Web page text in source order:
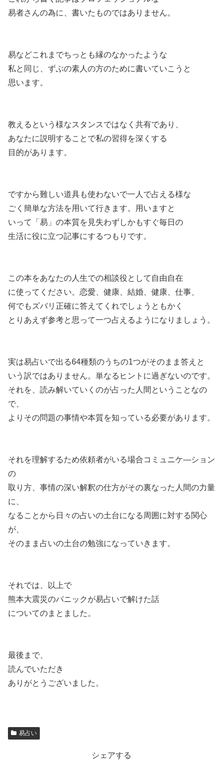
易者さんの為に、書いたものではありません。
易などこれまでちっとも縁のなかったような
私と同じ、ずぶの素人の方のために書いていこうと
思います。
教えるという様なスタンスではなく共有であり、
あなたに説明することで私の習得を深くする
目的があります。
ですから難しい道具も使わないで一人で占える様な
ごく簡単な方法を用いて行きます。用いますと
いって「易」の本質を見失わずしかもすぐ毎日の
生活に役に立つ記事にするつもりです。
この本をあなたの人生での相談役として自由自在
に使ってください。恋愛、健康、結婚、健康、仕事、
何でもズバリ正確に答えてくれでしょうともかく
とりあえず参考と思って一つ占えるようになりましょう。
実は易占いで出る64種類のうちの1つがそのまま答えと
いう訳ではありません。単なるヒントに過ぎないのです。
それを、読み解いていくのが占った人間ということなの
で、
よりその問題の事情や本質を知っている必要があります。
それを理解するため依頼者がいる場合コミュニケ―ション
の
取り方、事情の深い解釈の仕方がその裏なった人間の力量
に、
なることから日々の占いの土台になる周囲に対する関心
が、
そのまま占いの土台の勉強になっていきます。
それでは、以上で
熊本大震災のパニックが易占いで解けた話
についてのまとました。
最後まで、
読んでいただき
ありがとうございました。
易占い
シェアする